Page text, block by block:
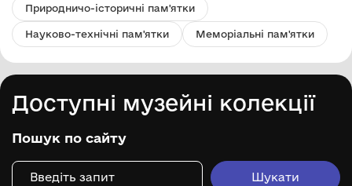
Природничо-історичні пам'ятки
Науково-технічні пам'ятки Меморіальні пам'ятки
Доступні музейні колекції
Пошук по сайту